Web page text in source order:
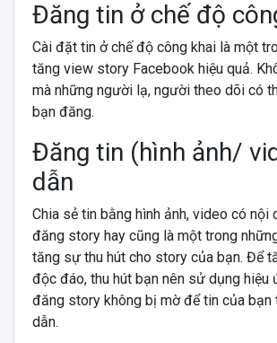
Đăng tin ở chế độ
Cài đặt tin ở chế độ công khai là một
tăng view story Facebook hiệu quả.
mà những người lạ, người theo dõi có
bạn đăng.
Đăng tin (hình ảnh/
dẫn
Chia sẻ tin bằng hình ảnh, video có nội
đăng story hay cũng là một trong
tăng sự thu hút cho story của bạn. Để
độc đáo, thu hút bạn nên sử dụng hiệu
đăng story không bị mờ để tin của bạn
dẫn.